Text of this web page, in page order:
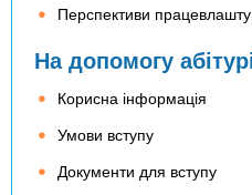
Перспективи
На допомогу
Корисна інформація
Умови вступу
Документи для вступу